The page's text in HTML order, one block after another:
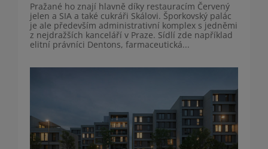
Pražané ho znají hlavně díky restauracím Červený
jelen a SIA a také cukráři Skálovi. Šporkovský palác
je ale především administrativní komplex s jedněmi
z nejdražších kanceláří v Praze. Sídlí zde například
elitní právníci Dentons, farmaceutická...